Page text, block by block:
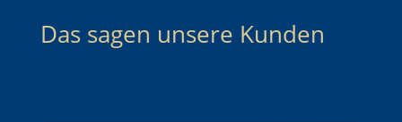
Das sagen unsere Kunden